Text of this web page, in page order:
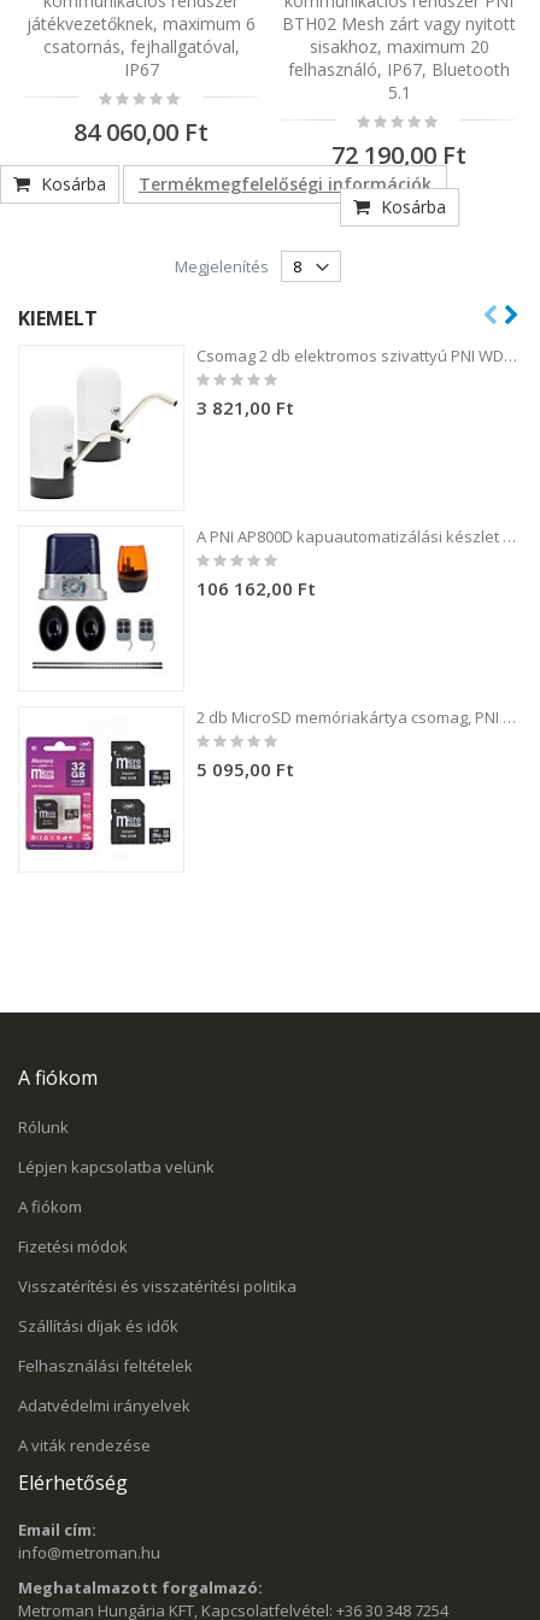
játékvezetőknek, maximum 6
csatornás, fejhallgatóval,
IP67
Rating:
0%
84 060,00 Ft
Kosárba Termékmegfelelőségi információk
BTH02 Mesh zárt vagy nyitott
sisakhoz, maximum 20
felhasználó, IP67, Bluetooth
5.1
Rating:
0%
72 190,00 Ft
Kosárba
Megjelenítés
KIEMELT
Csomag 2 db elektromos szivattyú PNI WD100 palackhoz töltés USB-C-n keresztül, 800 mAh akkumulátor, teljesítmény 4W
Rating:
0%
3 821,00 Ft
A PNI AP800D kapuautomatizálási készlet 4 m-es fém fogaskerék-motort, fotocellákat, távirányítót, lámpát, 230 V-os 1100 N és 800 kg-os tolókaput tartalmaz.
Rating:
0%
106 162,00 Ft
2 db MicroSD memóriakártya csomag, PNI 32GB Class 10, 80 Mb/s, V30, SD adapterekkel
Rating:
0%
5 095,00 Ft
A fiókom
Rólunk
Lépjen kapcsolatba velünk
A fiókom
Fizetési módok
Visszatérítési és visszatérítési politika
Szállítási díjak és idők
Felhasználási feltételek
Adatvédelmi irányelvek
A viták rendezése
Elérhetőség
Email cím:
info@metroman.hu
Meghatalmazott forgalmazó:
Metroman Hungária KFT, Kapcsolatfelvétel: +36 30 348 7254